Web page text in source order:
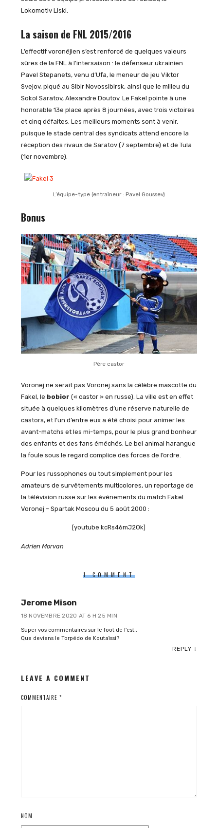
Lokomotiv Liski.
La saison de FNL 2015/2016
L’effectif voronéjien s’est renforcé de quelques valeurs
sûres de la FNL à l’intersaison : le défenseur ukrainien
Pavel Stepanets, venu d’Ufa, le meneur de jeu Viktor
Svejov, piqué au Sibir Novossibirsk, ainsi que le milieu du
Sokol Saratov, Alexandre Doutov. Le Fakel pointe à une
honorable 13e place après 8 journées, avec trois victoires
et cinq défaites. Les meilleurs moments sont à venir,
puisque le stade central des syndicats attend encore la
réception des rivaux de Saratov (7 septembre) et de Tula
(1er novembre).
L’équipe-type (entraîneur : Pavel Goussev)
Bonus
Père castor
Voronej ne serait pas Voronej sans la célèbre mascotte du
Fakel, le bobior (« castor » en russe). La ville est en effet
située à quelques kilomètres d’une réserve naturelle de
castors, et l’un d’entre eux a été choisi pour animer les
avant-matchs et les mi-temps, pour le plus grand bonheur
des enfants et des fans éméchés. Le bel animal harangue
la foule sous le regard complice des forces de l’ordre.
Pour les russophones ou tout simplement pour les
amateurs de survêtements multicolores, un reportage de
la télévision russe sur les événements du match Fakel
Voronej – Spartak Moscou du 5 août 2000 :
[youtube kcRs46mJ2Ok]
Adrien Morvan
1 COMMENT
Jerome Mison
18 NOVEMBRE 2020 AT 6 H 25 MIN
Super vos commentaires sur le foot de l’est..
Que deviens le Torpédo de Koutaïssi?
REPLY ↓
LEAVE A COMMENT
COMMENTAIRE *
NOM